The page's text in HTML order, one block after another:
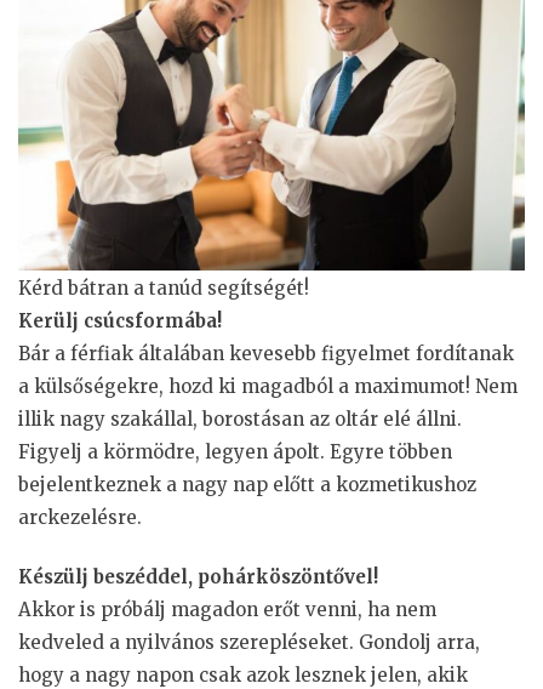
Kérd bátran a tanúd segítségét!
Kerülj csúcsformába!
Bár a férfiak általában kevesebb figyelmet fordítanak
a külsőségekre, hozd ki magadból a maximumot! Nem
illik nagy szakállal, borostásan az oltár elé állni.
Figyelj a körmödre, legyen ápolt. Egyre többen
bejelentkeznek a nagy nap előtt a kozmetikushoz
arckezelésre.
Készülj beszéddel, pohárköszöntővel!
Akkor is próbálj magadon erőt venni, ha nem
kedveled a nyilvános szerepléseket. Gondolj arra,
hogy a nagy napon csak azok lesznek jelen, akik